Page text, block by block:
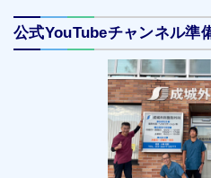
公式YouTubeチャンネル準